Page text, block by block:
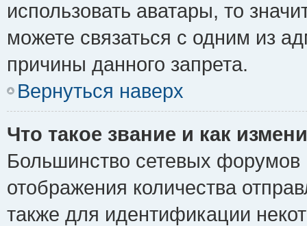
использовать аватары, то
можете связаться с одним из
причины данного запрета.
Вернуться наверх
Что такое звание и как
Большинство сетевых форумов
отображения количества
также для идентификации